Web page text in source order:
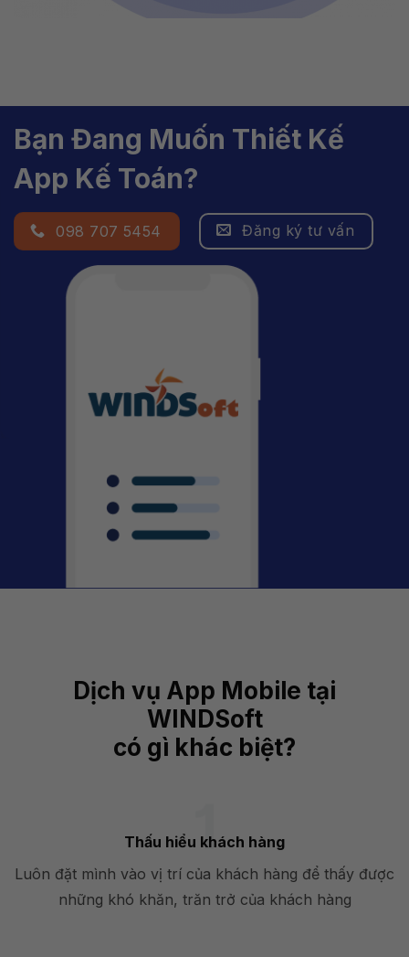
Bạn Đang Muốn Thiết Kế
App Kế Toán?
098 707 5454 Đăng ký tư vấn
Dịch vụ App Mobile tại
WINDSoft
có gì khác biệt?
Thấu hiểu khách hàng
Luôn đặt mình vào vị trí của khách hàng để thấy được
những khó khăn, trăn trở của khách hàng